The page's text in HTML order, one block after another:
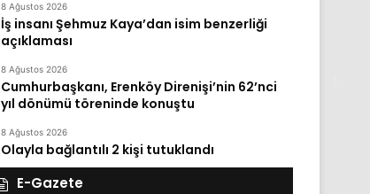
8 Ağustos 2026
İş insanı Şehmuz Kaya’dan isim benzerliği
açıklaması
8 Ağustos 2026
Cumhurbaşkanı, Erenköy Direnişi’nin 62’nci
yıl dönümü töreninde konuştu
8 Ağustos 2026
Olayla bağlantılı 2 kişi tutuklandı
E-Gazete